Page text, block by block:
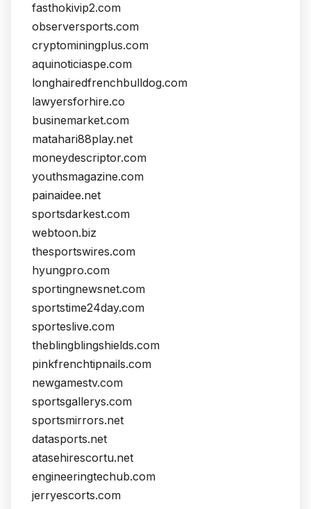
fasthokivip2.com
observersports.com
cryptominingplus.com
aquinoticiaspe.com
longhairedfrenchbulldog.com
lawyersforhire.co
businemarket.com
matahari88play.net
moneydescriptor.com
youthsmagazine.com
painaidee.net
sportsdarkest.com
webtoon.biz
thesportswires.com
hyungpro.com
sportingnewsnet.com
sportstime24day.com
sporteslive.com
theblingblingshields.com
pinkfrenchtipnails.com
newgamestv.com
sportsgallerys.com
sportsmirrors.net
datasports.net
atasehirescortu.net
engineeringtechub.com
jerryescorts.com